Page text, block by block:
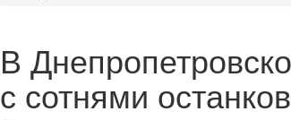
В
с сотнями